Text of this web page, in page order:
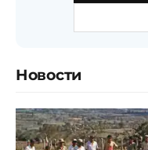
Новости